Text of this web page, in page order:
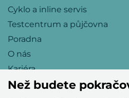
Cyklo a inline servis
Testcentrum a půjčovna
Poradna
O nás
Kariéra
Než budete